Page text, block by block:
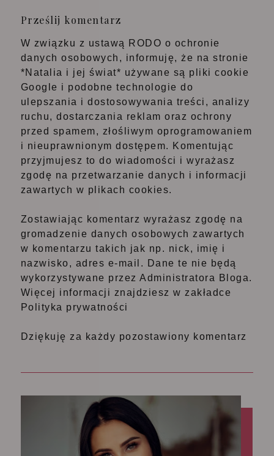
Prześlij komentarz
W związku z ustawą RODO o ochronie
danych osobowych, informuję, że na stronie
*Natalia i jej świat* używane są pliki cookie
Google i podobne technologie do
ulepszania i dostosowywania treści, analizy
ruchu, dostarczania reklam oraz ochrony
przed spamem, złośliwym oprogramowaniem
i nieuprawnionym dostępem. Komentując
przyjmujesz to do wiadomości i wyrażasz
zgodę na przetwarzanie danych i informacji
zawartych w plikach cookies.
Zostawiając komentarz wyrażasz zgodę na
gromadzenie danych osobowych zawartych
w komentarzu takich jak np. nick, imię i
nazwisko, adres e-mail. Dane te nie będą
wykorzystywane przez Administratora Bloga.
Więcej informacji znajdziesz w zakładce
Polityka prywatności
Dziękuję za każdy pozostawiony komentarz